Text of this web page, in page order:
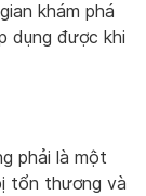
khám phá
dụng được khi
phải là một
tổn thương và